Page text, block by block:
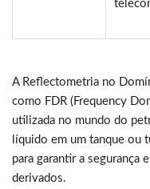
A Reflectometria no
como FDR (Frequency
utilizada no mundo do
líquido em um tanque ou
para garantir a segurança
derivados.